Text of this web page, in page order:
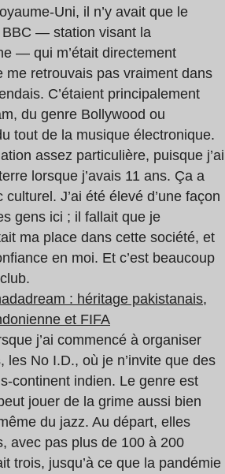
Uni, il n’y avait que le
— station visant la
— qui m’était directement
me retrouvais pas vraiment dans
C’étaient principalement
du genre Bollywood ou
tout de la musique électronique.
assez particulière, puisque j’ai
lorsque j’avais 11 ans. Ça a
J’ai été élevé d’une façon
gens ici ; il fallait que je
ma place dans cette société, et
en moi. Et c’est beaucoup
: héritage pakistanais,
et FIFA
j’ai commencé à organiser
les No I.D., où je n’invite que des
continent indien. Le genre est
jouer de la grime aussi bien
du jazz. Au départ, elles
avec pas plus de 100 à 200
trois, jusqu’à ce que la pandémie